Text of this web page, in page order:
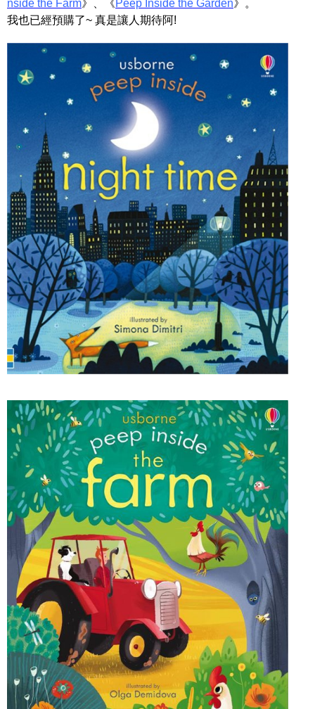
nside the Farm》、《 Peep Inside the Garden》。
我也已經預購了~ 真是讓人期待阿!